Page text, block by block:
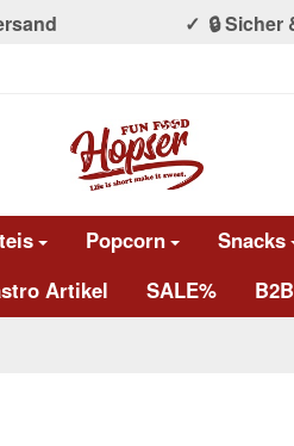
🔒
Popcorn Snacks
Artikel SALE%